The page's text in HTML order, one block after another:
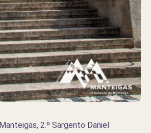
2.º Sargento Daniel